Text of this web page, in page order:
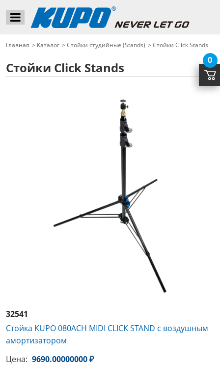
Главная > Каталог > Стойки студийные (Stands) > Стойки Click Stands
Стойки Click Stands
32541
Стойка KUPO 080ACH MIDI CLICK STAND с воздушным
амортизатором
Цена: 9690.00000000 ₽
0